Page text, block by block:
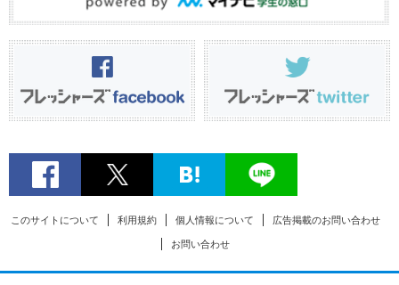
このサイトについて 利用規約 個人情報について 広告掲載のお問い合わせ
お問い合わせ